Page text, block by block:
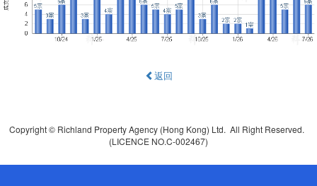
返回
Copyright © Richland Property Agency (Hong Kong) Ltd. All Right Reserved.
(LICENCE NO.C-002467)